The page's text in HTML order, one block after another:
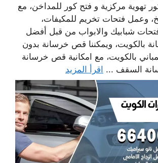
تهوية مركزية و فتح كور للمداخن، مع
وعمل فتحات تخريم للمكيفات،
شبابيك والابواب من قبل أفضل
بالكويت، ويمكننا قص خرسانة بدون
بالكويت، مع امكانية قص خرسانة
السقف ... اقرأ المزيد